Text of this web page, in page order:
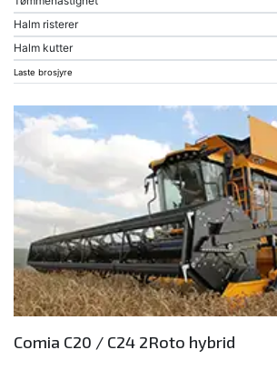
Halm risterer
Halm kutter
Laste brosjyre
Comia C20 / C24 2Roto hybrid